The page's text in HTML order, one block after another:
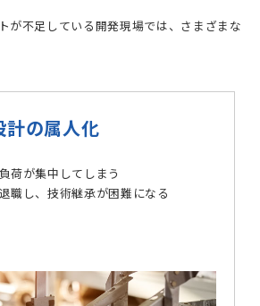
が不足している開発現場では、さまざまな
計の属人化
荷が集中してしまう
職し、技術継承が困難になる